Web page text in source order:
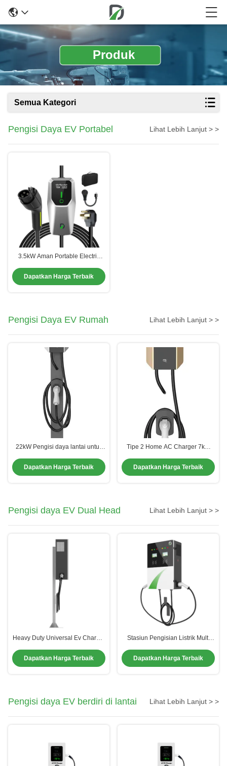
Produk
Semua Kategori
Pengisi Daya EV Portabel Lihat Lebih Lanjut > >
3.5kW Aman Portable Electric
Ev Charger Tipe 2
Dapatkan Harga Terbaik
Pengisi Daya EV Rumah Lihat Lebih Lanjut > >
22kW Pengisi daya lantai untuk
Stasiun pengisian berkualitas
tinggi
Dapatkan Harga Terbaik
Tipe 2 Home AC Charger 7kW
Produsen Untuk Kendaraan
Listrik
Dapatkan Harga Terbaik
Pengisi daya EV Dual Head Lihat Lebih Lanjut > >
Heavy Duty Universal Ev Charger
Resistant Casing
Dapatkan Harga Terbaik
Stasiun Pengisian Listrik Multi
Dapat Diandalkan
Dapatkan Harga Terbaik
Pengisi daya EV berdiri di lantai Lihat Lebih Lanjut > >